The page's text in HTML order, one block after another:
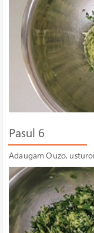
Pasul 6
Adaugam Ouzo,